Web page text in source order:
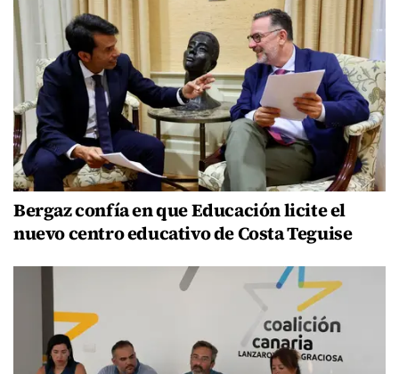
Bergaz confía en que Educación licite el
nuevo centro educativo de Costa Teguise